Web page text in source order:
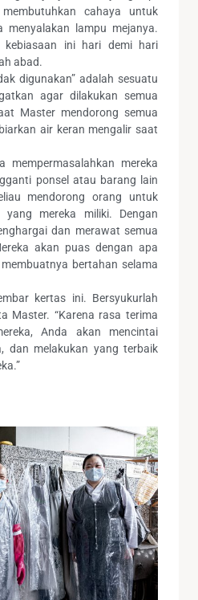
cahaya untuk
menyalakan lampu mejanya.
kebiasaan ini hari demi hari
abad.
digunakan” adalah sesuatu
agar dilakukan semua
Master mendorong semua
air keran mengalir saat
mempermasalahkan mereka
ponsel atau barang lain
mendorong orang untuk
mereka miliki. Dengan
dan merawat semua
akan puas dengan apa
bertahan selama
kertas ini. Bersyukurlah
Master. “Karena rasa terima
Anda akan mencintai
dan melakukan yang terbaik